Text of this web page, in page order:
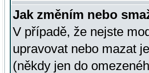
Jak změním nebo
V případě, že nejste
upravovat nebo mazat
(někdy jen do